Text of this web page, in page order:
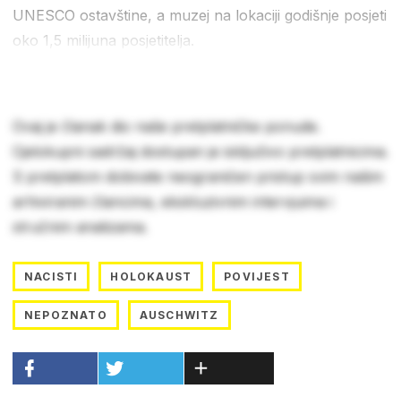
UNESCO ostavštine, a muzej na lokaciji godišnje posjeti
oko 1,5 milijuna posjetitelja.
Ovaj je članak dio naše pretplatničke ponude.
Cjelokupni sadržaj dostupan je isključivo pretplatnicima.
S pretplatom dobivate neograničen pristup svim našim
arhiviranim člancima, ekskluzivnim intervjuima i
stručnim analizama.
NACISTI HOLOKAUST POVIJEST
NEPOZNATO AUSCHWITZ